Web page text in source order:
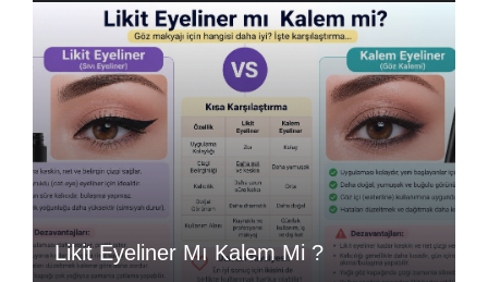
Likit Eyeliner Mı Kalem Mi ?